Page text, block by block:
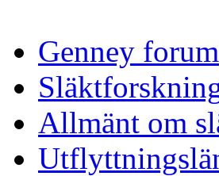
Genney forum
Allmänt om